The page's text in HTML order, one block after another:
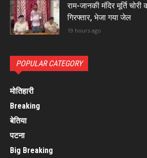
राम-जानकी मंदिर मूर्ति
गिरफ्तार, भेजा गया जेल
19 hours ago
POPULAR CATEGORY
मोतिहारी
Breaking
बेतिया
पटना
Big Breaking